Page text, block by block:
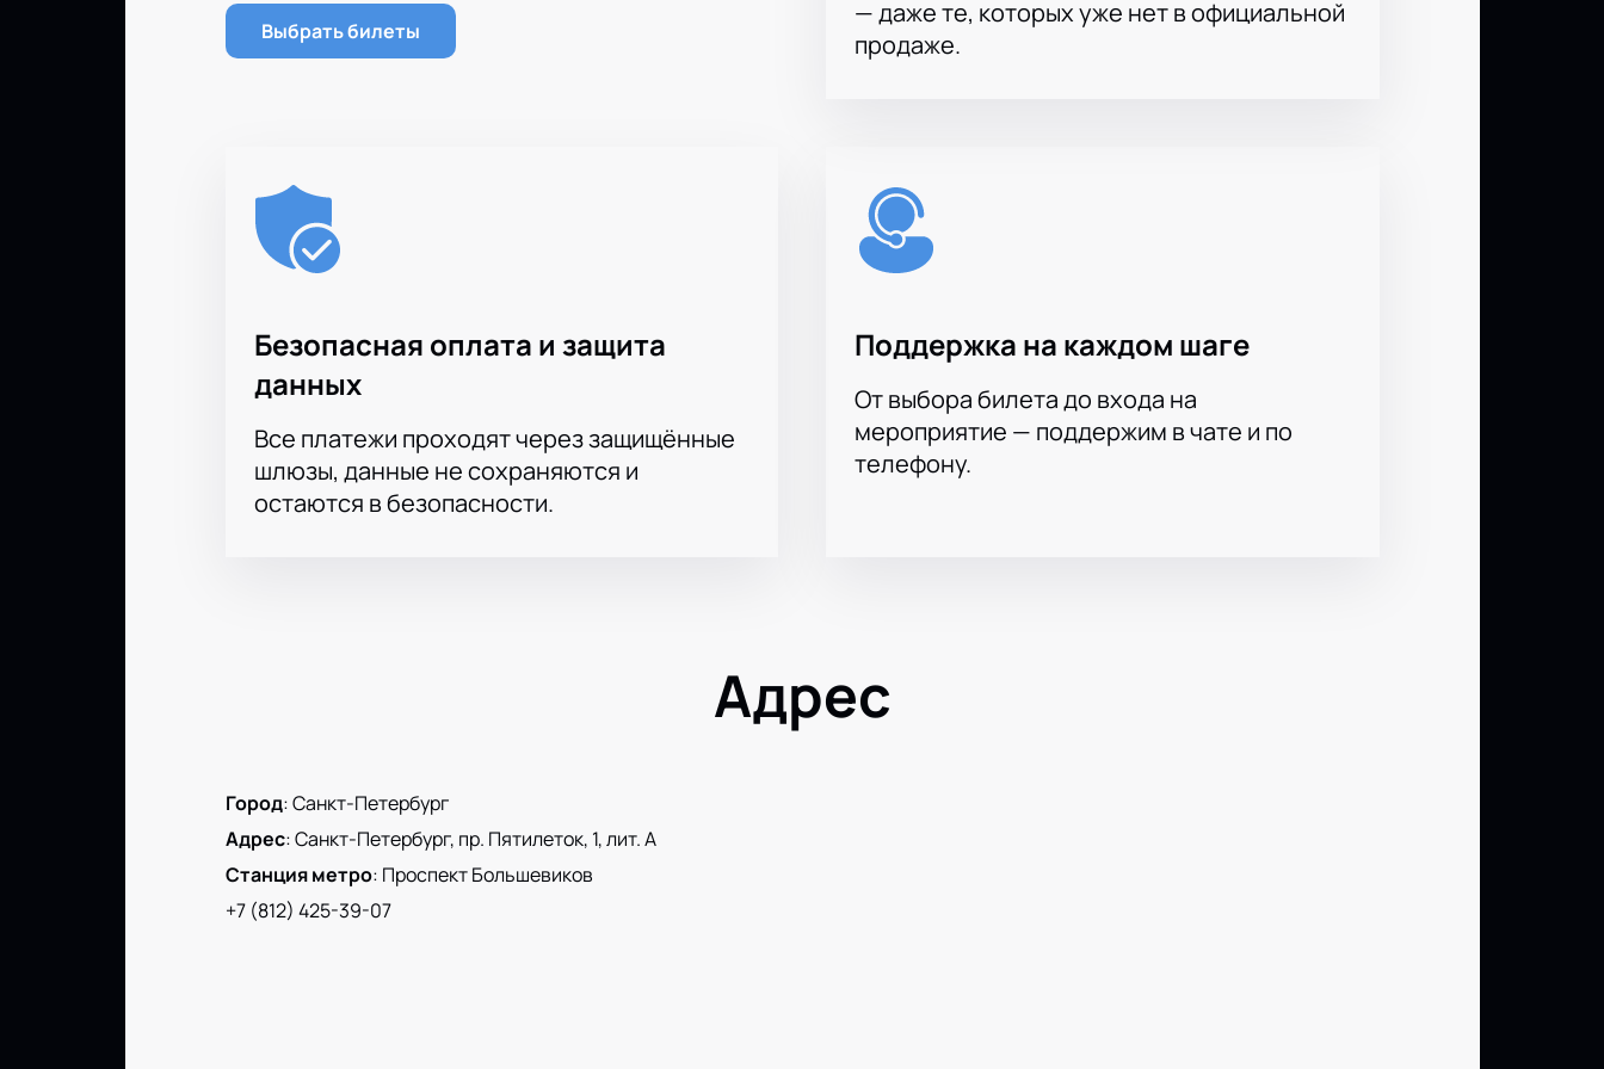
Выбрать билеты
— даже те, которых уже нет в официальной
продаже.
Безопасная оплата и защита
данных
Все платежи проходят через защищённые
шлюзы, данные не сохраняются и
остаются в безопасности.
Поддержка на каждом шаге
От выбора билета до входа на
мероприятие — поддержим в чате и по
телефону.
Адрес
Город:Санкт-Петербург
Адрес:Санкт-Петербург, пр. Пятилеток, 1, лит. А
Станция метро: Проспект Большевиков
+7 (812) 425-39-07